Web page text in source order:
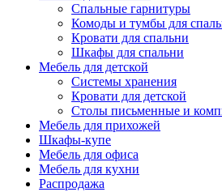
Спальные гарнитуры
Комоды и тумбы для
Кровати для спальни
Шкафы для спальни
Мебель для детской
Системы хранения
Кровати для детской
Столы письменные и
Мебель для прихожей
Шкафы-купе
Мебель для офиса
Мебель для кухни
Распродажа